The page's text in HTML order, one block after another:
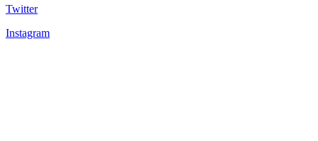
Twitter
Instagram